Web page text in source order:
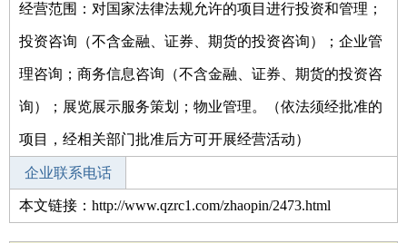
经营范围：对国家法律法规允许的项目进行投资和管理；
投资咨询（不含金融、证券、期货的投资咨询）；企业管
理咨询；商务信息咨询（不含金融、证券、期货的投资咨
询）；展览展示服务策划；物业管理。（依法须经批准的
项目，经相关部门批准后方可开展经营活动）
企业联系电话
本文链接：http://www.qzrc1.com/zhaopin/2473.html